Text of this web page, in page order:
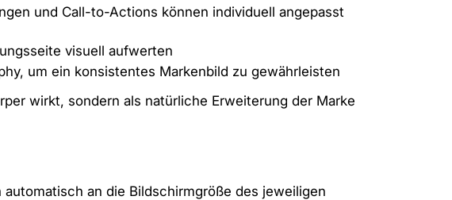
und Call-to-Actions können individuell angepasst
visuell aufwerten
um ein konsistentes Markenbild zu gewährleisten
wirkt, sondern als natürliche Erweiterung der Marke
an die Bildschirmgröße des jeweiligen